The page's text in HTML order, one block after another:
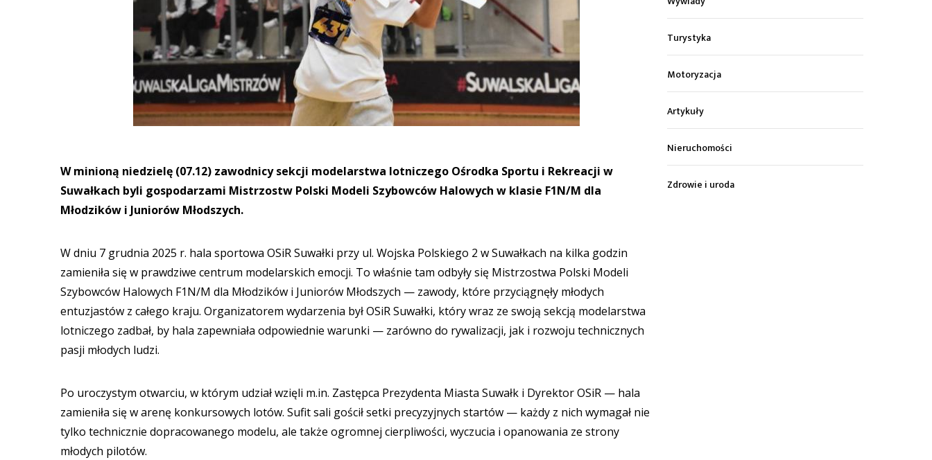
W minioną niedzielę (07.12) zawodnicy sekcji modelarstwa lotniczego Ośrodka Sportu i Rekreacji w
Suwałkach byli gospodarzami Mistrzostw Polski Modeli Szybowców Halowych w klasie F1N/M dla
Młodzików i Juniorów Młodszych.
W dniu 7 grudnia 2025 r. hala sportowa OSiR Suwałki przy ul. Wojska Polskiego 2 w Suwałkach na kilka godzin
zamieniła się w prawdziwe centrum modelarskich emocji. To właśnie tam odbyły się Mistrzostwa Polski Modeli
Szybowców Halowych F1N/M dla Młodzików i Juniorów Młodszych — zawody, które przyciągnęły młodych
entuzjastów z całego kraju. Organizatorem wydarzenia był OSiR Suwałki, który wraz ze swoją sekcją modelarstwa
lotniczego zadbał, by hala zapewniała odpowiednie warunki — zarówno do rywalizacji, jak i rozwoju technicznych
pasji młodych ludzi.
Po uroczystym otwarciu, w którym udział wzięli m.in. Zastępca Prezydenta Miasta Suwałk i Dyrektor OSiR — hala
zamieniła się w arenę konkursowych lotów. Sufit sali gościł setki precyzyjnych startów — każdy z nich wymagał nie
tylko technicznie dopracowanego modelu, ale także ogromnej cierpliwości, wyczucia i opanowania ze strony
młodych pilotów.
Turystyka
Motoryzacja
Artykuły
Nieruchomości
Zdrowie i uroda